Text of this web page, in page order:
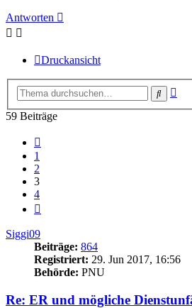
Antworten
Druckansicht
Suche
59 Beiträge
1
2
3
4
Siggi09
Beiträge: 864
Registriert: 29. Jun 2017, 16:56
Behörde: PNU
Re: ER und mögliche